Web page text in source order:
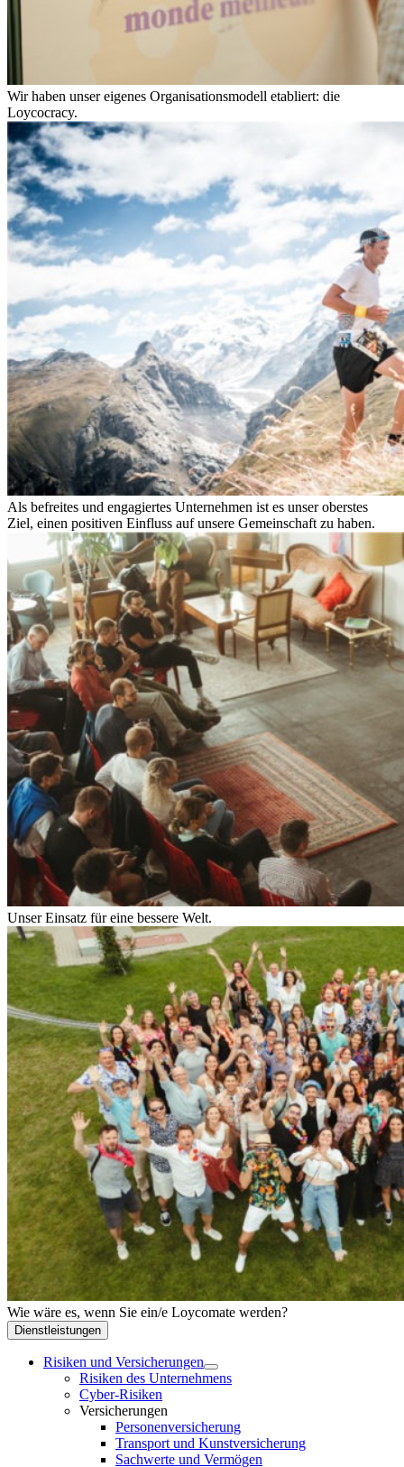
Wir haben unser eigenes Organisationsmodell etabliert: die
Loycocracy.
Als befreites und engagiertes Unternehmen ist es unser oberstes
Ziel, einen positiven Einfluss auf unsere Gemeinschaft zu haben.
Unser Einsatz für eine bessere Welt.
Wie wäre es, wenn Sie ein/e Loycomate werden?
Dienstleistungen
Risiken und Versicherungen
Risiken des Unternehmens
Cyber-Risiken
Versicherungen
Personenversicherung
Transport und Kunstversicherung
Sachwerte und Vermögen